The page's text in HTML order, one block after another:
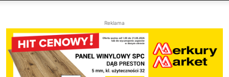
Reklama